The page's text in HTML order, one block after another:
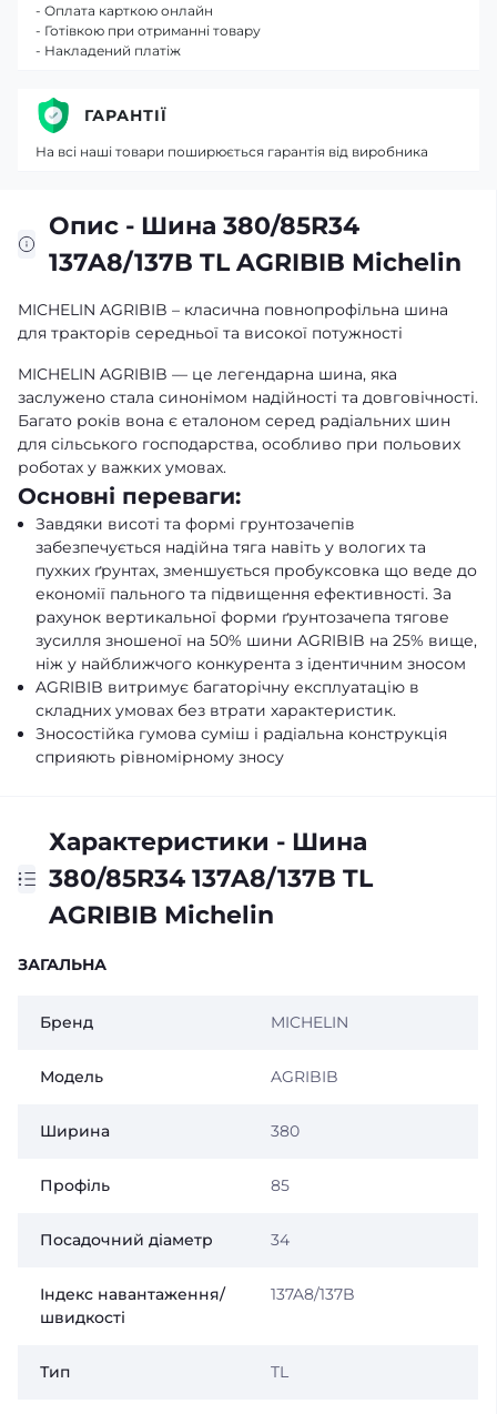
Опис - Шина 380/85R34
137A8/137B TL AGRIBIB Michelin
MICHELIN AGRIBIB – класична повнопрофільна шина
для тракторів середньої та високої потужності
MICHELIN AGRIBIB — це легендарна шина, яка
заслужено стала синонімом надійності та довговічності.
Багато років вона є еталоном серед радіальних шин
для сільського господарства, особливо при польових
роботах у важких умовах.
Основні переваги:
Завдяки висоті та формі грунтозачепів
забезпечується надійна тяга навіть у вологих та
пухких ґрунтах, зменшується пробуксовка що веде до
економії пального та підвищення ефективності. За
рахунок вертикальної форми ґрунтозачепа тягове
зусилля зношеної на 50% шини AGRIBIB на 25% вище,
ніж у найближчого конкурента з ідентичним зносом
AGRIBIB витримує багаторічну експлуатацію в
складних умовах без втрати характеристик.
Зносостійка гумова суміш і радіальна конструкція
сприяють рівномірному зносу
Характеристики - Шина
380/85R34 137A8/137B TL
AGRIBIB Michelin
ЗАГАЛЬНА
Бренд MICHELIN
Модель AGRIBIB
Ширина 380
Профіль 85
Посадочний діаметр 34
Індекс навантаження/
швидкості
137A8/137B
Тип TL
- Оплата карткою онлайн
- Готівкою при отриманні товару
- Накладений платіж
ГАРАНТІЇ
На всі наші товари поширюється гарантія від виробника